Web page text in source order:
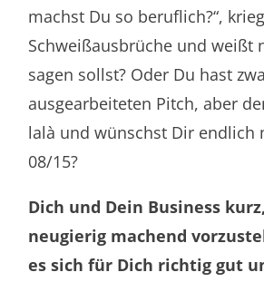
machst Du so beruflich?“,
Schweißausbrüche und weißt
sagen sollst? Oder Du hast
ausgearbeiteten Pitch, aber
lalà und wünschst Dir endlich
08/15?
Dich und Dein Business
neugierig machend
es sich für Dich richtig gut